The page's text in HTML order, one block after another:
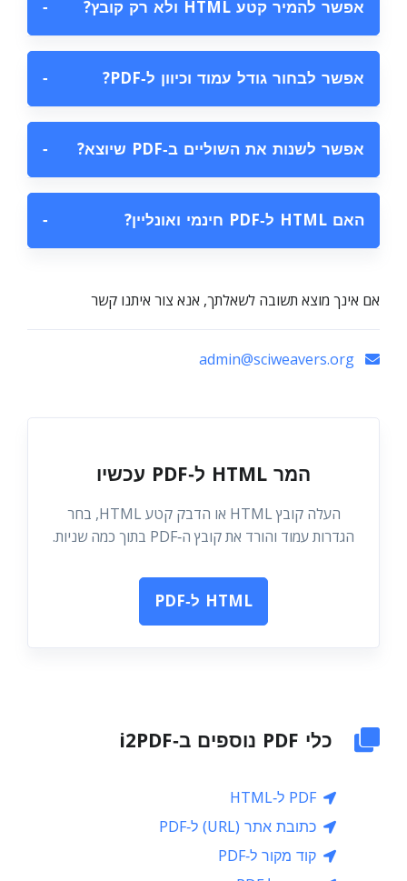
אפשר להמיר קטע HTML ולא רק קובץ? −
אפשר לבחור גודל עמוד וכיוון ל‑PDF? −
אפשר לשנות את השוליים ב‑PDF שיוצא? −
האם HTML ל‑PDF חינמי ואונליין? −
אם אינך מוצא תשובה לשאלתך, אנא צור איתנו קשר
המר HTML ל‑PDF עכשיו
העלה קובץ HTML או הדבק קטע HTML, בחר
הגדרות עמוד והורד את קובץ ה‑PDF בתוך כמה שניות.
HTML ל‑PDF
כלי PDF נוספים ב‑i2PDF
PDF ל‑HTML
כתובת אתר (URL) ל‑PDF
קוד מקור ל‑PDF